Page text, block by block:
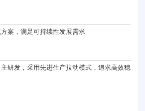
案，满足可持续性发展需求
发，采用先进生产拉动模式，追求高效稳